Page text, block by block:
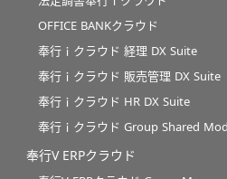
OFFICE BANKクラウド
奉行ｉクラウド 経理 DX Suite
奉行ｉクラウド 販売管理 DX Suite
奉行ｉクラウド HR DX Suite
奉行ｉクラウド Group Shared
奉行V ERPクラウド